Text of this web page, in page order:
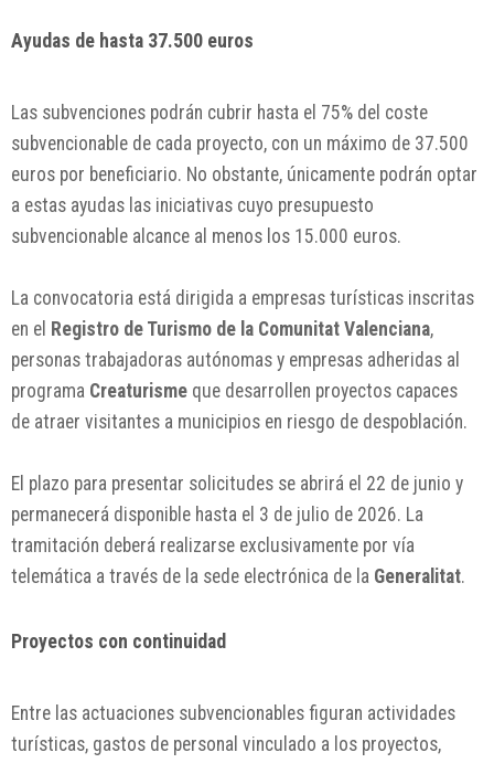
Ayudas de hasta 37.500 euros
Las subvenciones podrán cubrir hasta el 75% del coste
subvencionable de cada proyecto, con un máximo de 37.500
euros por beneficiario. No obstante, únicamente podrán optar
a estas ayudas las iniciativas cuyo presupuesto
subvencionable alcance al menos los 15.000 euros.
La convocatoria está dirigida a empresas turísticas inscritas
en el Registro de Turismo de la Comunitat Valenciana,
personas trabajadoras autónomas y empresas adheridas al
programa Creaturisme que desarrollen proyectos capaces
de atraer visitantes a municipios en riesgo de despoblación.
El plazo para presentar solicitudes se abrirá el 22 de junio y
permanecerá disponible hasta el 3 de julio de 2026. La
tramitación deberá realizarse exclusivamente por vía
telemática a través de la sede electrónica de la Generalitat.
Proyectos con continuidad
Entre las actuaciones subvencionables figuran actividades
turísticas, gastos de personal vinculado a los proyectos,